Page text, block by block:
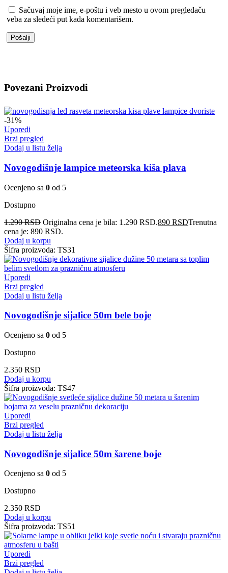
Sačuvaj moje ime, e-poštu i veb mesto u ovom pregledaču
veba za sledeći put kada komentarišem.
Povezani Proizvodi
-31%
Uporedi
Brzi pregled
Dodaj u listu želja
Novogodišnje lampice meteorska kiša plava
Ocenjeno sa 0 od 5
Dostupno
1.290RSD Originalna cena je bila: 1.290 RSD.890 RSDTrenutna
cena je: 890 RSD.
Dodaj u korpu
Šifra proizvoda: TS31
Uporedi
Brzi pregled
Dodaj u listu želja
Novogodišnje sijalice 50m bele boje
Ocenjeno sa 0 od 5
Dostupno
2.350 RSD
Dodaj u korpu
Šifra proizvoda: TS47
Uporedi
Brzi pregled
Dodaj u listu želja
Novogodišnje sijalice 50m šarene boje
Ocenjeno sa 0 od 5
Dostupno
2.350 RSD
Dodaj u korpu
Šifra proizvoda: TS51
Uporedi
Brzi pregled